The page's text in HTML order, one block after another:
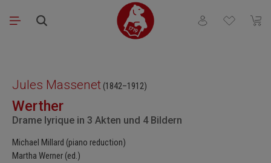
Saltar al contenido principal
Tienes 0 El
Jules Massenet (1842–1912)
Werther
Drame lyrique in 3 Akten und 4 Bildern
Michael Millard (piano reduction)
Martha Werner (ed.)